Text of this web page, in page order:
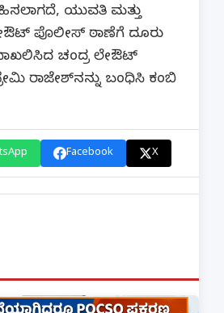
ಯುವತಿ ಮತ್ತು
ಪೊಲೀಸ್​ ಠಾಣೆಗೆ ದೂರು
ಚಂದ್ರ ಲೇಔಟ್
ರಾಜೇಶ್​ನನ್ನು ಬಂಧಿಸಿ ಕಂಬಿ
Facebook X